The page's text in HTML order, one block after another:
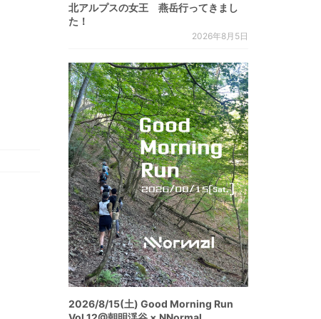
北アルプスの女王 燕岳行ってきまし
た！
2026年8月5日
2026/8/15(土) Good Morning Run